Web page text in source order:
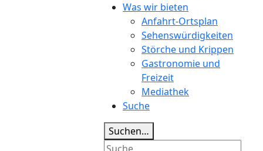
Was wir bieten
Anfahrt-Ortsplan
Sehenswürdigkeiten
Störche und Krippen
Gastronomie und
Freizeit
Mediathek
Suche
Suchen…